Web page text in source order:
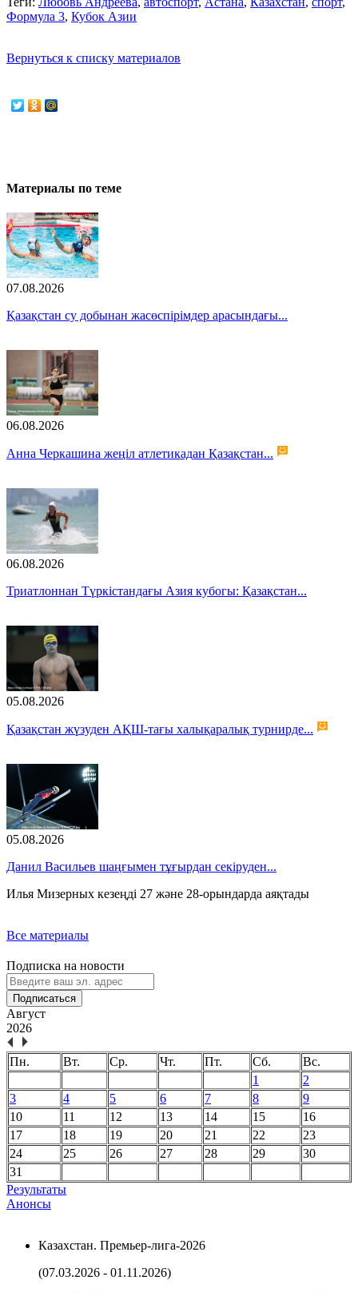
Формула 3, Кубок Азии
Вернуться к списку материалов
Материалы по теме
07.08.2026
Қазақстан су добынан жасөспірімдер арасындағы...
06.08.2026
Анна Черкашина жеңіл атлетикадан Қазақстан...
06.08.2026
Триатлоннан Түркістандағы Азия кубогы: Қазақстан...
05.08.2026
Қазақстан жүзуден АҚШ-тағы халықаралық турнирде...
05.08.2026
Данил Васильев шаңғымен тұғырдан секіруден...
Илья Мизерных кезеңді 27 және 28-орындарда аяқтады
Все материалы
Подписка на новости
Подписаться
Август
2026
Пн. Вт. Ср. Чт. Пт. Сб.
Вс.
1
2
3
4 5 6 7 8
9
10
11 12 13 14 15
16
17
18 19 20 21 22
23
24
25 26 27 28 29
30
31
Результаты
Анонсы
Казахстан. Премьер-лига-2026
(07.03.2026 - 01.11.2026)